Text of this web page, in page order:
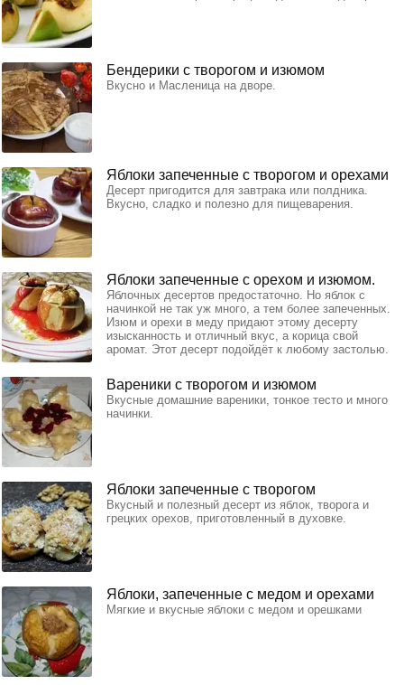
Бендерики с творогом и изюмом
Вкусно и Масленица на дворе.
Яблоки запеченные с творогом и орехами
Десерт пригодится для завтрака или полдника.
Вкусно, сладко и полезно для пищеварения.
Яблоки запеченные с орехом и изюмом.
Яблочных десертов предостаточно. Но яблок с
начинкой не так уж много, а тем более запеченных.
Изюм и орехи в меду придают этому десерту
изысканность и отличный вкус, а корица свой
аромат. Этот десерт подойдёт к любому застолью.
Вареники с творогом и изюмом
Вкусные домашние вареники, тонкое тесто и много
начинки.
Яблоки запеченные с творогом
Вкусный и полезный десерт из яблок, творога и
грецких орехов, приготовленный в духовке.
Яблоки, запеченные с медом и орехами
Мягкие и вкусные яблоки с медом и орешками